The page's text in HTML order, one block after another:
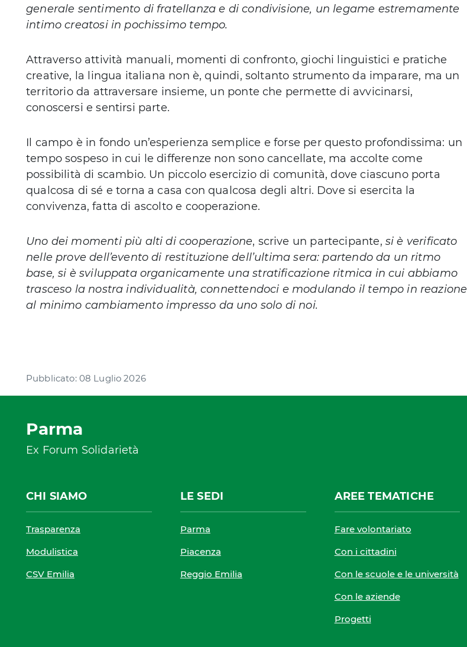
generale sentimento di fratellanza e di condivisione, un legame estremamente
intimo creatosi in pochissimo tempo.
Attraverso attività manuali, momenti di confronto, giochi linguistici e pratiche
creative, la lingua italiana non è, quindi, soltanto strumento da imparare, ma un
territorio da attraversare insieme, un ponte che permette di avvicinarsi,
conoscersi e sentirsi parte.
Il campo è in fondo un’esperienza semplice e forse per questo profondissima: un
tempo sospeso in cui le differenze non sono cancellate, ma accolte come
possibilità di scambio. Un piccolo esercizio di comunità, dove ciascuno porta
qualcosa di sé e torna a casa con qualcosa degli altri. Dove si esercita la
convivenza, fatta di ascolto e cooperazione.
Uno dei momenti più alti di cooperazione, scrive un partecipante, si è verificato
nelle prove dell’evento di restituzione dell’ultima sera: partendo da un ritmo
base, si è sviluppata organicamente una stratificazione ritmica in cui abbiamo
trasceso la nostra individualità, connettendoci e modulando il tempo in reazione
al minimo cambiamento impresso da uno solo di noi.
Pubblicato: 08 Luglio 2026
Parma
Ex Forum Solidarietà
CHI SIAMO
Trasparenza
Modulistica
CSV Emilia
LE SEDI
Parma
Piacenza
Reggio Emilia
AREE TEMATICHE
Fare volontariato
Con i cittadini
Con le scuole e le università
Con le aziende
Progetti